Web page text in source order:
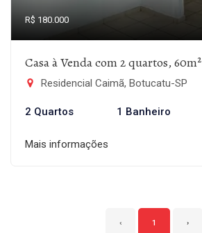
R$ 180.000
Casa à Venda com 2 quartos, 60m²
Residencial Caimã, Botucatu-SP
2 Quartos 1 Banheiro
Mais informações
‹ 1 ›